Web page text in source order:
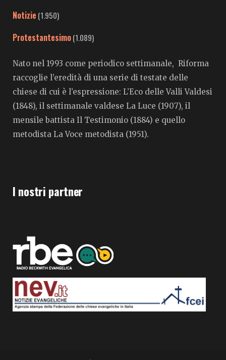
Notizie (1.950)
Protestantesimo(1.089)
Nato nel 1993 come periodico settimanale, Riforma
raccoglie l’eredità di una serie di testate delle
chiese di cui è l’espressione: L’Eco delle Valli Valdesi
(1848), il settimanale valdese La Luce (1907), il
mensile battista Il Testimonio (1884) e quello
metodista La Voce metodista (1951).
I nostri partner